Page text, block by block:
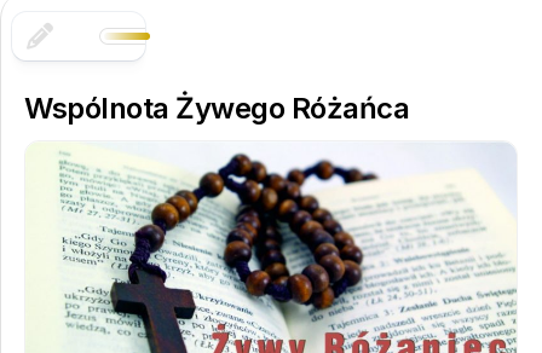
Wspólnota Żywego Różańca